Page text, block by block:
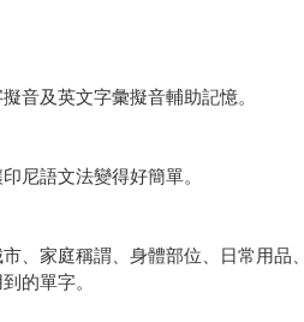
音及英文字彙擬音輔助記憶。
尼語文法變得好簡單。
、家庭稱謂、身體部位、日常用
的單字。